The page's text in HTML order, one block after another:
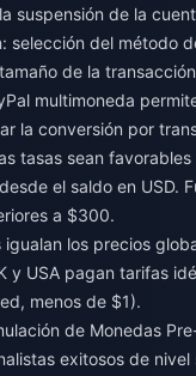
suspensión de la
selección del método
de la
multimoneda
la conversión por
tasas sean
el saldo en USD.
a $300.
los precios
y USA pagan tarifas
menos de $1).
de Monedas
exitosos de